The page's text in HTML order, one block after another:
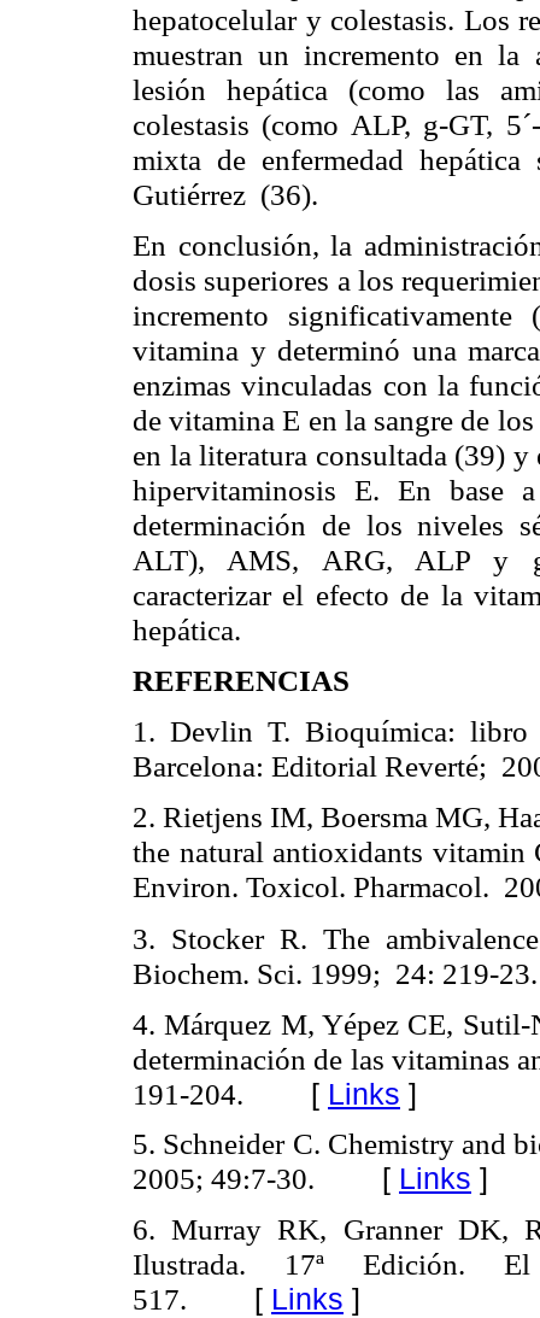
hepatocelular y colestasis. Los
muestran un incremento en la
lesión hepática (como las
colestasis (como ALP, g-GT,
mixta de enfermedad
Gutiérrez (36).
En conclusión, la
dosis superiores a los
incremento
vitamina y determinó una
enzimas vinculadas con la
de vitamina E en la sangre de
en la literatura consultada (39) y
hipervitaminosis E. En base
determinación de los niveles
ALT), AMS, ARG, ALP y
caracterizar el efecto de la
hepática.
REFERENCIAS
1. Devlin T. Bioquímica:
Barcelona: Editorial Reverté;
2. Rietjens IM, Boersma MG,
the natural antioxidants
Environ. Toxicol. Pharmacol.
3. Stocker R. The
Biochem. Sci. 1999; 24: 219-23.
4. Márquez M, Yépez CE,
determinación de las vitaminas
191-204. [ Links ]
5. Schneider C. Chemistry and
2005; 49:7-30. [ Links ]
6. Murray RK, Granner DK,
Ilustrada. 17ª Edición.
517. [ Links ]